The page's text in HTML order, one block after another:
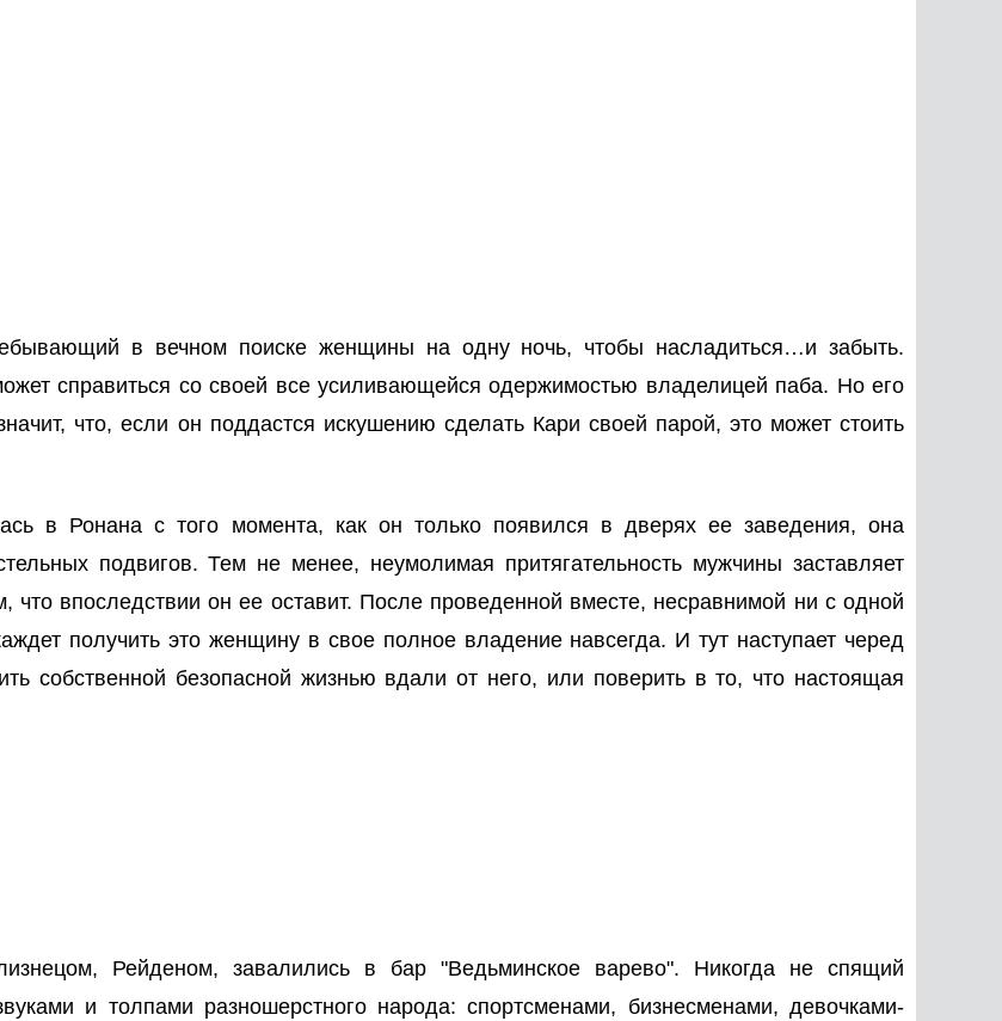
в вечном поиске женщины на одну ночь, чтобы насладиться…и забыть.
справиться со своей все усиливающейся одержимостью владелицей паба. Но его
что, если он поддастся искушению сделать Кари своей парой, это может стоить
в Ронана с того момента, как он только появился в дверях ее заведения, она
подвигов. Тем не менее, неумолимая притягательность мужчины заставляет
что впоследствии он ее оставит. После проведенной вместе, несравнимой ни с одной
получить это женщину в свое полное владение навсегда. И тут наступает черед
собственной безопасной жизнью вдали от него, или поверить в то, что настоящая
Рейденом, завалились в бар "Ведьминское варево". Никогда не спящий
и толпами разношерстного народа: спортсменами, бизнесменами, девочками-